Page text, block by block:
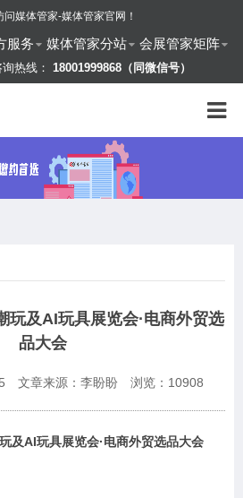
问媒体管家-媒体管家官网 ！
服务 媒体管家分站
会展管家矩阵
询热线： 18001999868（同微信号）
玩及AI玩具展览会·电商外贸选
品大会
文章来源：李盼盼 浏览： 10908
及AI玩具展览会·电商外贸选品大会